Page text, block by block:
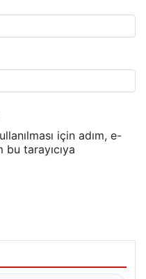
için adım, e-
tarayıcıya